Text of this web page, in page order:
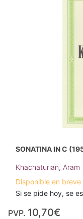
SONATINA IN C
Khachaturian, Aram
Disponible en breve
Si se pide hoy, se
PVP. 10,70€